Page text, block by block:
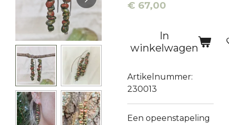
€ 67,00
In
winkelwagen
Artikelnummer:
230013
Een opeenstapeling